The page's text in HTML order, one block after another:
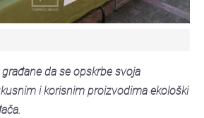
da se opskrbe svoja
i korisnim proizvodima ekološki